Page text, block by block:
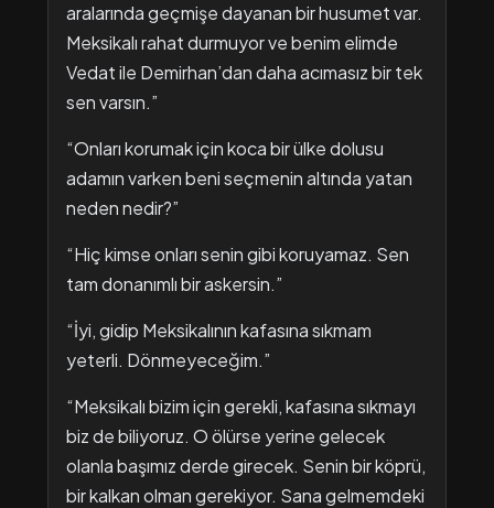
aralarında geçmişe dayanan bir husumet var.
Meksikalı rahat durmuyor ve benim elimde
Vedat ile Demirhan’dan daha acımasız bir tek
sen varsın.”
“Onları korumak için koca bir ülke dolusu
adamın varken beni seçmenin altında yatan
neden nedir?”
“Hiç kimse onları senin gibi koruyamaz. Sen
tam donanımlı bir askersin.”
“İyi, gidip Meksikalının kafasına sıkmam
yeterli. Dönmeyeceğim.”
“Meksikalı bizim için gerekli, kafasına sıkmayı
biz de biliyoruz. O ölürse yerine gelecek
olanla başımız derde girecek. Senin bir köprü,
bir kalkan olman gerekiyor. Sana gelmemdeki